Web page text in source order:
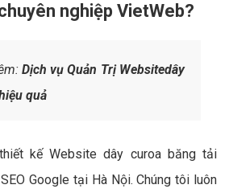
nghiệp VietWeb?
Dịch vụ Quản Trị Websitedây
quả
kế Website dây curoa băng tải
Google tại Hà Nội. Chúng tôi luôn